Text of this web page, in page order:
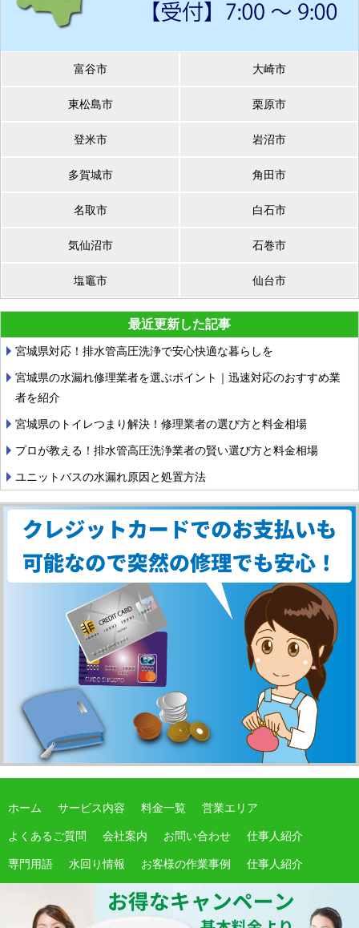
富谷市 大崎市
東松島市 栗原市
登米市 岩沼市
多賀城市 角田市
名取市 白石市
気仙沼市 石巻市
塩竈市 仙台市
最近更新した記事
宮城県対応！排水管高圧洗浄で安心快適な暮らしを
宮城県の水漏れ修理業者を選ぶポイント｜迅速対応のおすすめ業
者を紹介
宮城県のトイレつまり解決！修理業者の選び方と料金相場
プロが教える！排水管高圧洗浄業者の賢い選び方と料金相場
ユニットバスの水漏れ原因と処置方法
ホーム サービス内容 料金一覧 営業エリア
よくあるご質問 会社案内 お問い合わせ 仕事人紹介
専門用語 水回り情報 お客様の作業事例 仕事人紹介
期間限定